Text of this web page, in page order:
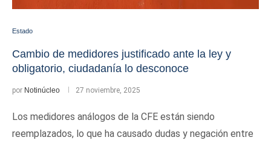
Estado
Cambio de medidores justificado ante la ley y
obligatorio, ciudadanía lo desconoce
por Notinúcleo 27 noviembre, 2025
Los medidores análogos de la CFE están siendo
reemplazados, lo que ha causado dudas y negación entre